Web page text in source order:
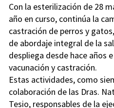
Con la esterilización de 28
año en curso, continúa la
castración de perros y
de abordaje integral de la
despliega desde hace años
vacunación y castración.
Estas actividades, como
colaboración de las Dras.
Tesio, responsables de la